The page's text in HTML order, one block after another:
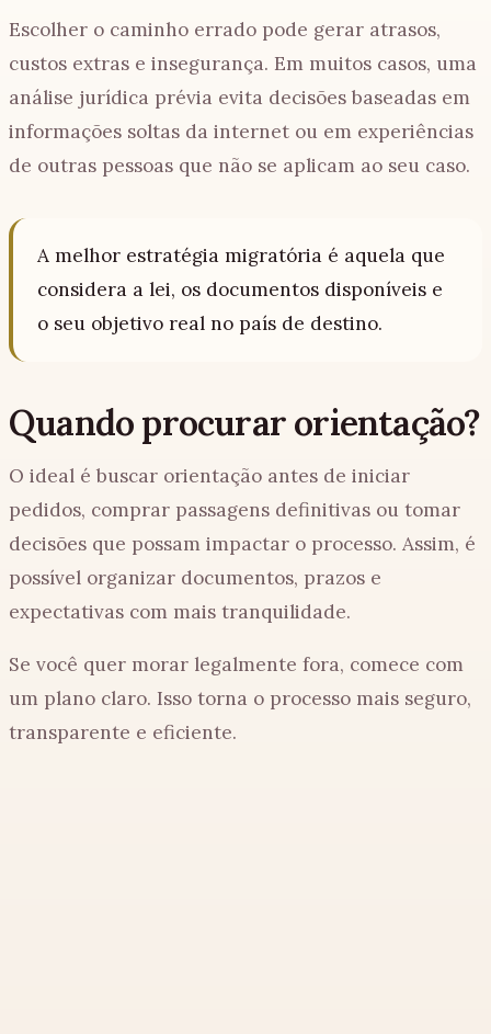
Escolher o caminho errado pode gerar atrasos,
custos extras e insegurança. Em muitos casos, uma
análise jurídica prévia evita decisões baseadas em
informações soltas da internet ou em experiências
de outras pessoas que não se aplicam ao seu caso.
A melhor estratégia migratória é aquela que
considera a lei, os documentos disponíveis e
o seu objetivo real no país de destino.
Quando procurar orientação?
O ideal é buscar orientação antes de iniciar
pedidos, comprar passagens definitivas ou tomar
decisões que possam impactar o processo. Assim, é
possível organizar documentos, prazos e
expectativas com mais tranquilidade.
Se você quer morar legalmente fora, comece com
um plano claro. Isso torna o processo mais seguro,
transparente e eficiente.